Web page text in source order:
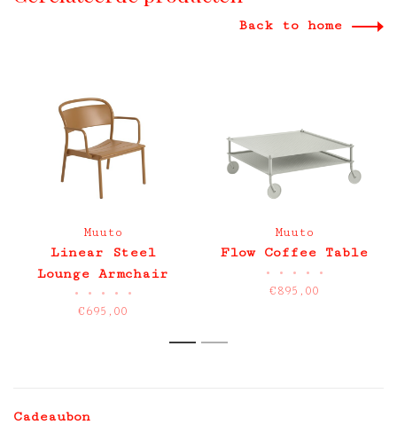
Back to home
Muuto
Linear Steel
Lounge Armchair
• • • • •
€695,00
Muuto
Flow Coffee Table
• • • • •
€895,00
1 2
Cadeaubon